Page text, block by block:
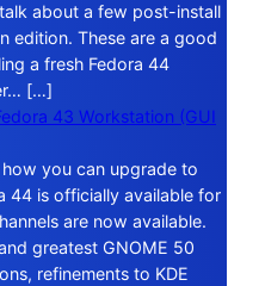
about a few post-install
edition. These are a good
a fresh Fedora 44
[…]
43 Workstation (GUI
how you can upgrade to
44 is officially available for
are now available.
greatest GNOME 50
refinements to KDE